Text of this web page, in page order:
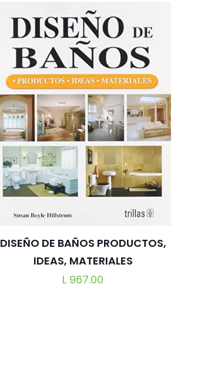
DISEÑO DE BAÑOS PRODUCTOS,
IDEAS, MATERIALES
L 967.00